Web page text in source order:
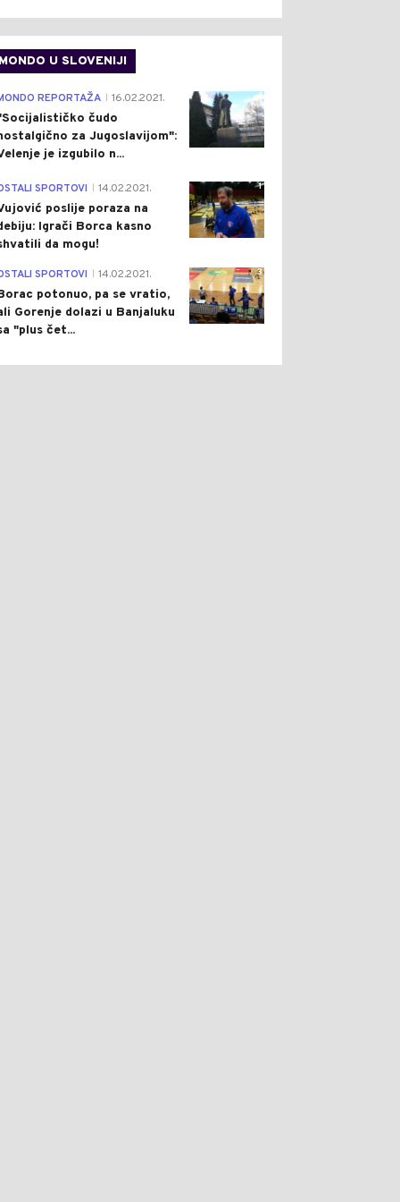
MONDO U SLOVENIJI
4
REPORTAŽA 16.02.2021.
čudo
za Jugoslavijom":
je izgubilo n...
1
SPORTOVI 14.02.2021.
poslije poraza na
Igrači Borca kasno
da mogu!
3
SPORTOVI 14.02.2021.
potonuo, pa se vratio,
Gorenje dolazi u Banjaluku
"plus čet...